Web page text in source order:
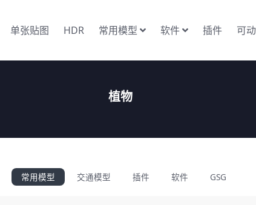
单张贴图 HDR 常用模型 软件 插件 可
植物
常用模型 交通模型 插件 软件 GSG